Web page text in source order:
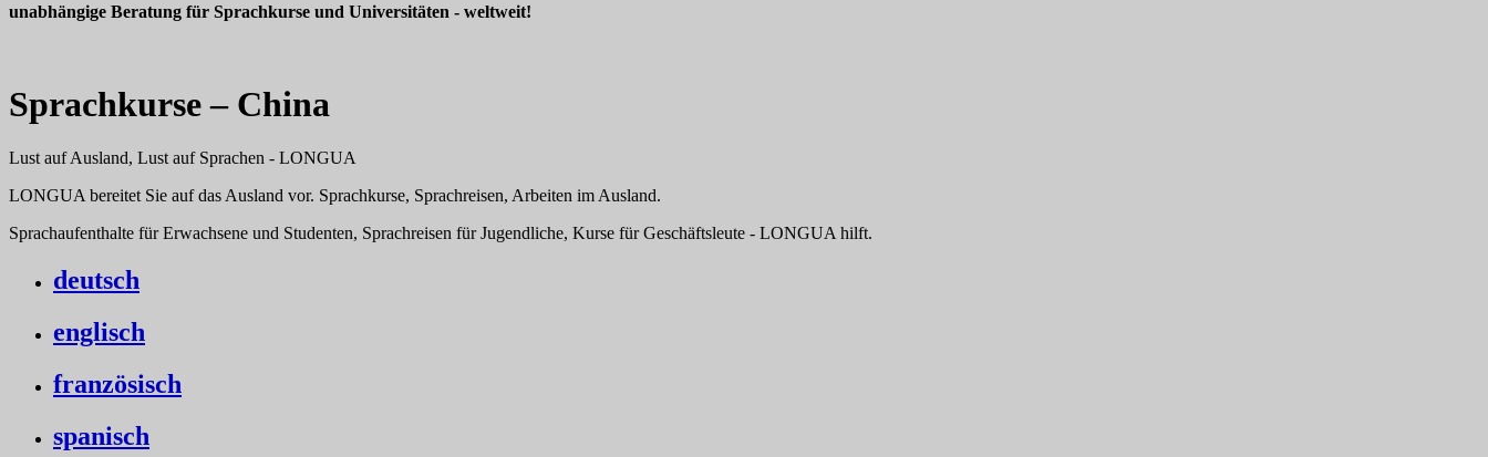
unabhängige Beratung für Sprachkurse und Universitäten - weltweit!
Sprachkurse – China
Lust auf Ausland, Lust auf Sprachen - LONGUA
LONGUA bereitet Sie auf das Ausland vor. Sprachkurse, Sprachreisen, Arbeiten im Ausland.
Sprachaufenthalte für Erwachsene und Studenten, Sprachreisen für Jugendliche, Kurse für Geschäftsleute - LONGUA hilft.
deutsch
englisch
französisch
spanisch